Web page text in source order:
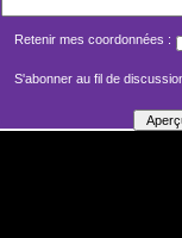
Retenir mes coordonnées :
S'abonner au fil de